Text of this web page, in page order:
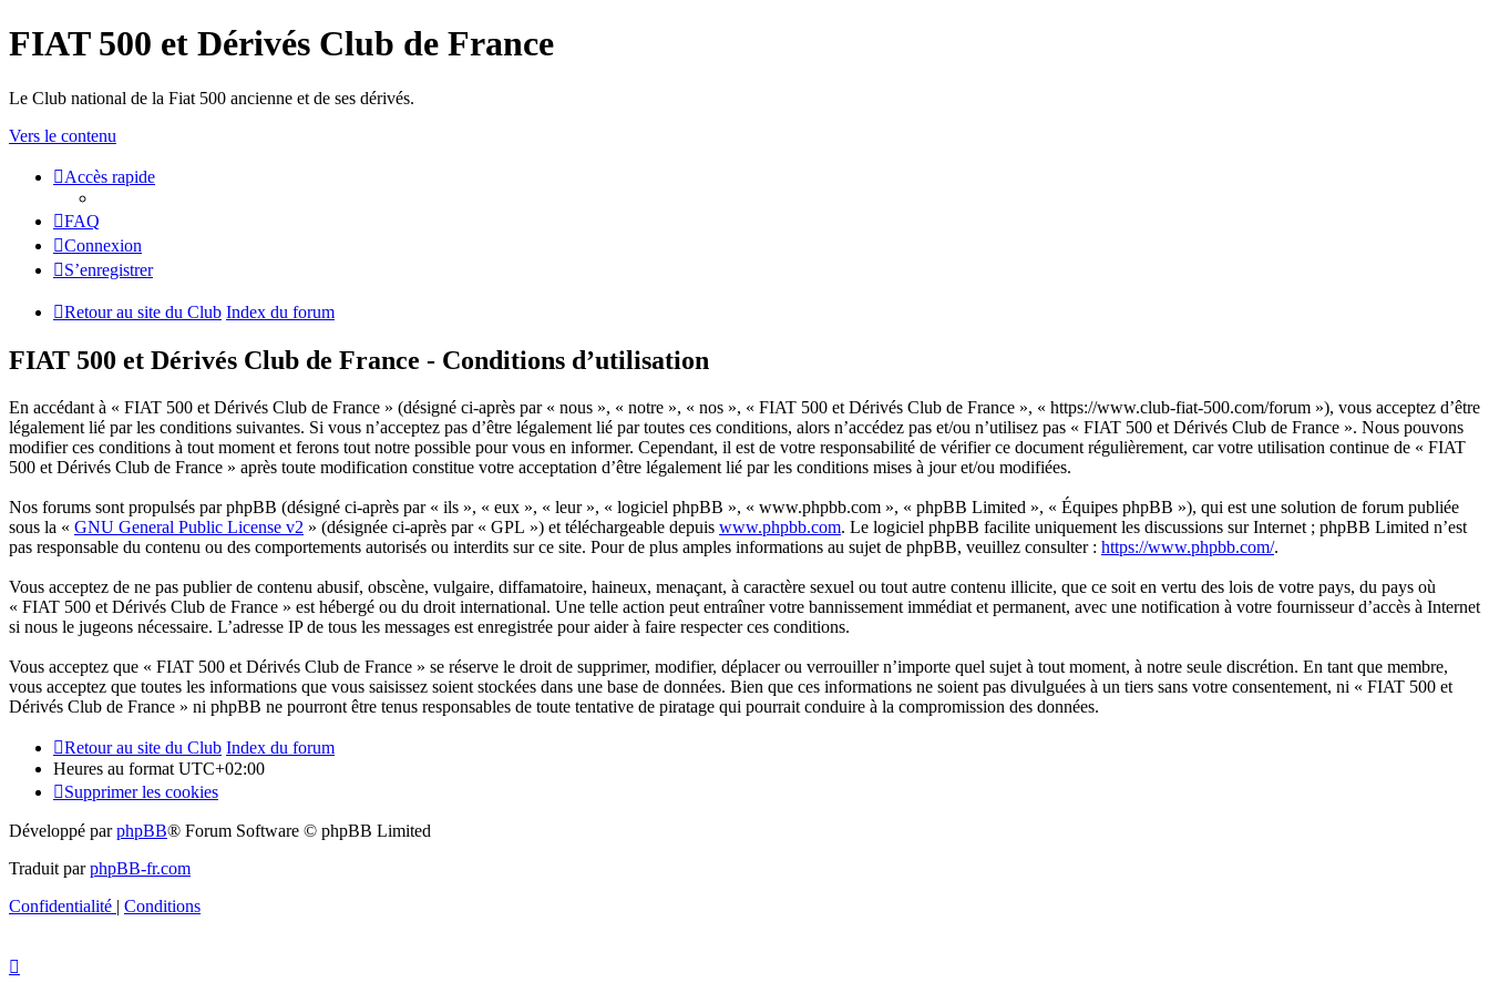
FIAT 500 et Dérivés Club de France
Le Club national de la Fiat 500 ancienne et de ses dérivés.
Vers le contenu
Accès rapide
FAQ
Connexion
S’enregistrer
Retour au site du Club Index du forum
FIAT 500 et Dérivés Club de France - Conditions d’utilisation
En accédant à « FIAT 500 et Dérivés Club de France » (désigné ci-après par « nous », « notre », « nos », « FIAT 500 et Dérivés Club de France », « https://www.club-fiat-500.com/forum »), vous acceptez d’être
légalement lié par les conditions suivantes. Si vous n’acceptez pas d’être légalement lié par toutes ces conditions, alors n’accédez pas et/ou n’utilisez pas « FIAT 500 et Dérivés Club de France ». Nous pouvons
modifier ces conditions à tout moment et ferons tout notre possible pour vous en informer. Cependant, il est de votre responsabilité de vérifier ce document régulièrement, car votre utilisation continue de « FIAT
500 et Dérivés Club de France » après toute modification constitue votre acceptation d’être légalement lié par les conditions mises à jour et/ou modifiées.
Nos forums sont propulsés par phpBB (désigné ci-après par « ils », « eux », « leur », « logiciel phpBB », « www.phpbb.com », « phpBB Limited », « Équipes phpBB »), qui est une solution de forum publiée
sous la « GNU General Public License v2 » (désignée ci-après par « GPL ») et téléchargeable depuis www.phpbb.com. Le logiciel phpBB facilite uniquement les discussions sur Internet ; phpBB Limited n’est
pas responsable du contenu ou des comportements autorisés ou interdits sur ce site. Pour de plus amples informations au sujet de phpBB, veuillez consulter : https://www.phpbb.com/.
Vous acceptez de ne pas publier de contenu abusif, obscène, vulgaire, diffamatoire, haineux, menaçant, à caractère sexuel ou tout autre contenu illicite, que ce soit en vertu des lois de votre pays, du pays où
« FIAT 500 et Dérivés Club de France » est hébergé ou du droit international. Une telle action peut entraîner votre bannissement immédiat et permanent, avec une notification à votre fournisseur d’accès à Internet
si nous le jugeons nécessaire. L’adresse IP de tous les messages est enregistrée pour aider à faire respecter ces conditions.
Vous acceptez que « FIAT 500 et Dérivés Club de France » se réserve le droit de supprimer, modifier, déplacer ou verrouiller n’importe quel sujet à tout moment, à notre seule discrétion. En tant que membre,
vous acceptez que toutes les informations que vous saisissez soient stockées dans une base de données. Bien que ces informations ne soient pas divulguées à un tiers sans votre consentement, ni « FIAT 500 et
Dérivés Club de France » ni phpBB ne pourront être tenus responsables de toute tentative de piratage qui pourrait conduire à la compromission des données.
Retour au site du Club Index du forum
Heures au format UTC+02:00
Supprimer les cookies
Développé parphpBB® Forum Software © phpBB Limited
Traduit parphpBB-fr.com
Confidentialité | Conditions